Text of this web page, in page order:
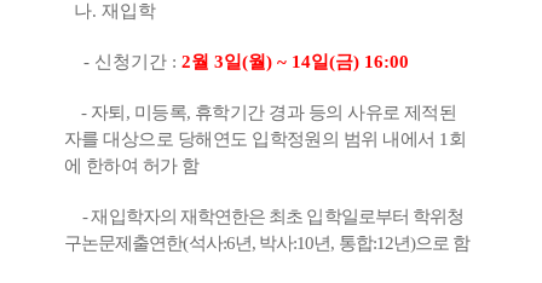
나. 재입학
- 신청기간 : 2월 3일(월) ~ 14일(금) 16:00
- 자퇴 , 미등록, 휴학기간 경과 등의 사유로 제적된
자를 대상으로 당해연도 입학정원의 범위 내에서 1회
에 한하여 허가 함
-재입학자의 재학연한은 최초 입학일로부터 학위청
구논문제출연한(석사:6년, 박사:10년, 통합:12년)으로 함